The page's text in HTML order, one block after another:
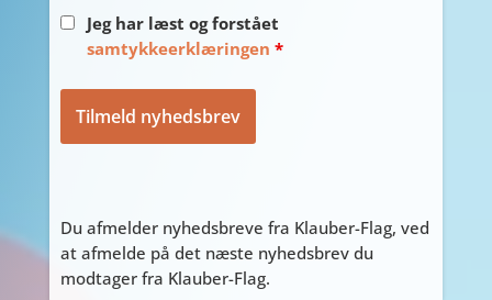
Jeg har læst og forstået
samtykkeerklæringen *
Du afmelder nyhedsbreve fra Klauber-Flag, ved
at afmelde på det næste nyhedsbrev du
modtager fra Klauber-Flag.